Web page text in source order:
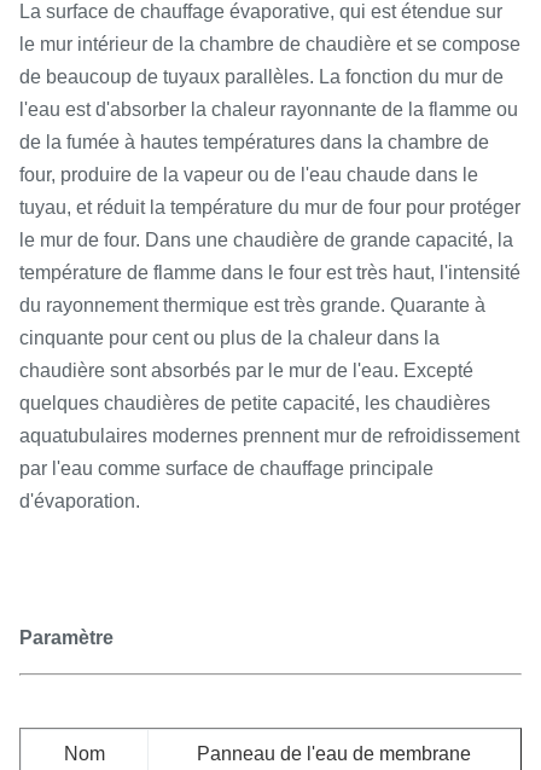
La surface de chauffage évaporative, qui est étendue sur
le mur intérieur de la chambre de chaudière et se compose
de beaucoup de tuyaux parallèles. La fonction du mur de
l'eau est d'absorber la chaleur rayonnante de la flamme ou
de la fumée à hautes températures dans la chambre de
four, produire de la vapeur ou de l'eau chaude dans le
tuyau, et réduit la température du mur de four pour protéger
le mur de four. Dans une chaudière de grande capacité, la
température de flamme dans le four est très haut, l'intensité
du rayonnement thermique est très grande. Quarante à
cinquante pour cent ou plus de la chaleur dans la
chaudière sont absorbés par le mur de l'eau. Excepté
quelques chaudières de petite capacité, les chaudières
aquatubulaires modernes prennent mur de refroidissement
par l'eau comme surface de chauffage principale
d'évaporation.
Paramètre
Nom Panneau de l'eau de membrane